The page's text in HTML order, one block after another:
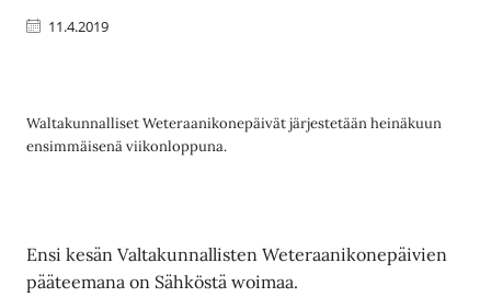
11.4.2019
Waltakunnalliset Weteraanikonepäivät järjestetään heinäkuun
ensimmäisenä viikonloppuna.
Ensi kesän Valtakunnallisten Weteraanikonepäivien
pääteemana on Sähköstä woimaa.